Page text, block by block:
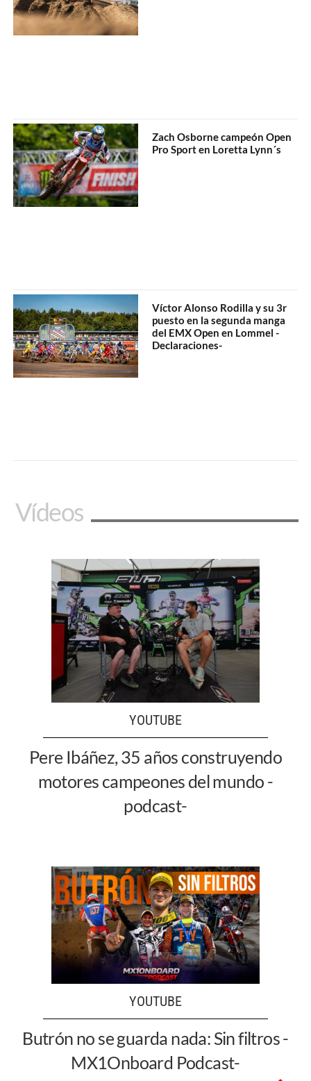
Zach Osborne campeón Open
Pro Sport en Loretta Lynn´s
Víctor Alonso Rodilla y su 3r
puesto en la segunda manga
del EMX Open en Lommel -
Declaraciones-
Vídeos
YOUTUBE
Pere Ibáñez, 35 años construyendo
motores campeones del mundo -
podcast-
YOUTUBE
Butrón no se guarda nada: Sin filtros -
MX1Onboard Podcast-